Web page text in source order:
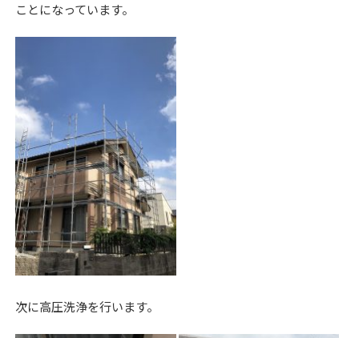
ことになっています。
次に高圧洗浄を行います。